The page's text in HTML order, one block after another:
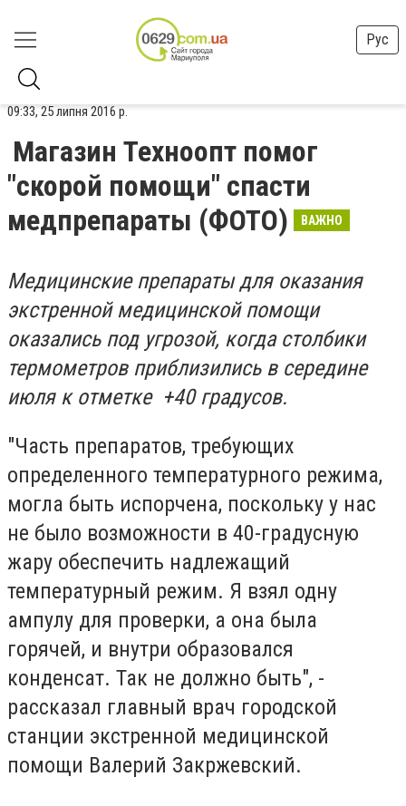
Рус
09:33, 25 липня 2016 р.
Магазин Техноопт помог
"скорой помощи" спасти
медпрепараты (ФОТО)
ВАЖНО
Медицинские препараты для оказания
экстренной медицинской помощи
оказались под угрозой, когда столбики
термометров приблизились в середине
июля к отметке +40 градусов.
"Часть препаратов, требующих
определенного температурного режима,
могла быть испорчена, поскольку у нас
не было возможности в 40-градусную
жару обеспечить надлежащий
температурный режим. Я взял одну
ампулу для проверки, а она была
горячей, и внутри образовался
конденсат. Так не должно быть", -
рассказал главный врач городской
станции экстренной медицинской
помощи Валерий Закржевский.